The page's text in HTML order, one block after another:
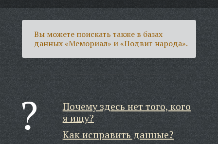
Вы можете поискать также в базах
данных «Мемориал» и «Подвиг народа».
Почему здесь нет того, кого
я ищу?
Как исправить данные?